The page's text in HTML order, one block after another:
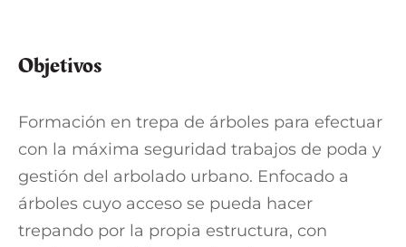
Objetivos
Formación en trepa de árboles para efectuar
con la máxima seguridad trabajos de poda y
gestión del arbolado urbano. Enfocado a
árboles cuyo acceso se pueda hacer
trepando por la propia estructura, con